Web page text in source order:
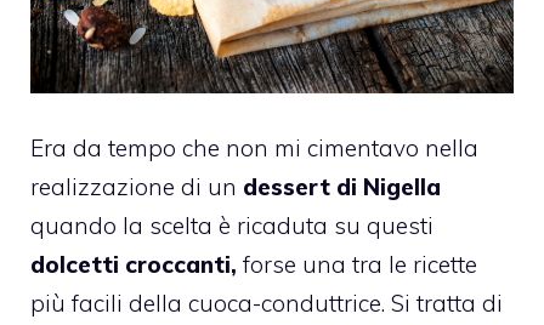
Era da tempo che non mi cimentavo nella
realizzazione di un dessert di Nigella
quando la scelta è ricaduta su questi
dolcetti croccanti, forse una tra le ricette
più facili della cuoca-conduttrice. Si tratta di